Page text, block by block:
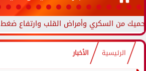
الرئيسية الأخبار